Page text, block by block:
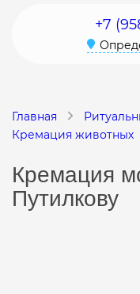
+7
Главная
Кремация животных
Кремация
Путилкову